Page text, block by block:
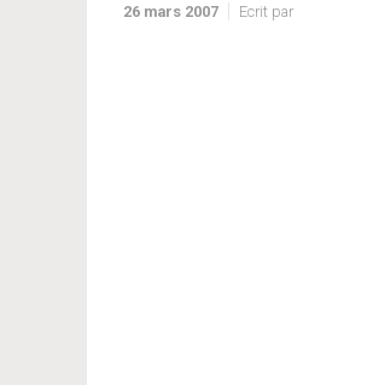
26 mars 2007 Ecrit par